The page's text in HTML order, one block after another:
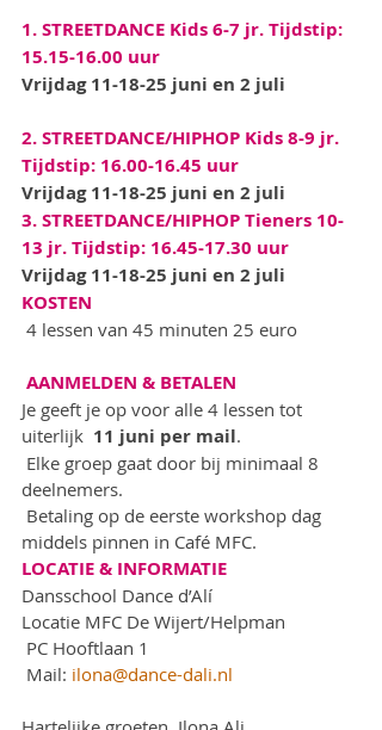
1. STREETDANCE Kids 6-7 jr. Tijdstip:
15.15-16.00 uur
Vrijdag 11-18-25 juni en 2 juli
2. STREETDANCE/HIPHOP Kids 8-9 jr.
Tijdstip: 16.00-16.45 uur
Vrijdag 11-18-25 juni en 2 juli
3. STREETDANCE/HIPHOP Tieners 10-
13 jr. Tijdstip: 16.45-17.30 uur
Vrijdag 11-18-25 juni en 2 juli
KOSTEN
4 lessen van 45 minuten 25 euro
AANMELDEN & BETALEN
Je geeft je op voor alle 4 lessen tot
uiterlijk
  11 juni per mail
.
deelnemers.
middels pinnen in Café MFC.
LOCATIE & INFORMATIE
Dansschool Dance d’Alí
Locatie MFC De Wijert/Helpman
PC Hooftlaan 1
Mail: ilona@dance-dali.nl